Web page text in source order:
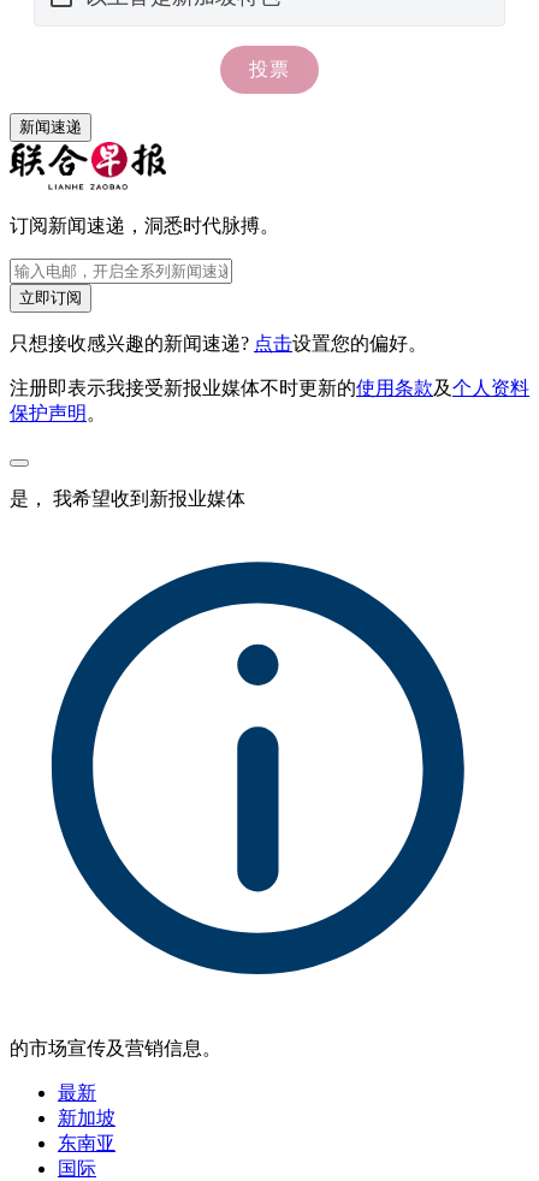
新闻速递
订阅新闻速递，洞悉时代脉搏。
立即订阅
只想接收感兴趣的新闻速递? 点击设置您的偏好。
注册即表示我接受新报业媒体不时更新的使用条款及个人资料
保护声明 。
是， 我希望收到新报业媒体
的市场宣传及营销信息。
最新
新加坡
东南亚
国际